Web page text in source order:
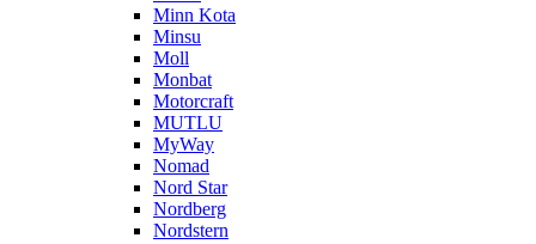
Minn Kota
Minsu
Moll
Monbat
Motorcraft
MUTLU
MyWay
Nomad
Nord Star
Nordberg
Nordstern